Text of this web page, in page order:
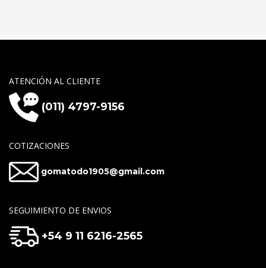
ATENCIÓN AL CLIENTE
(011) 4797-9156
COTIZACIONES
gomatodo1905@gmail.com
SEGUIMIENTO DE ENVIOS
+54 9 11 6216-2565